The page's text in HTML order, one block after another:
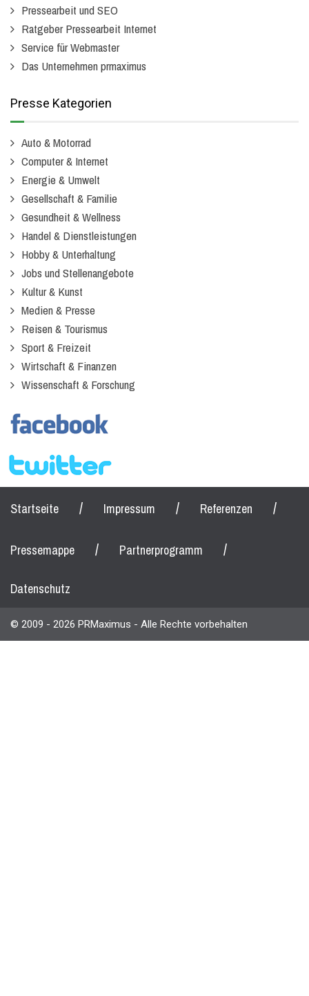
Pressearbeit und SEO
Ratgeber Pressearbeit Internet
Service für Webmaster
Das Unternehmen prmaximus
Presse Kategorien
Auto & Motorrad
Computer & Internet
Energie & Umwelt
Gesellschaft & Familie
Gesundheit & Wellness
Handel & Dienstleistungen
Hobby & Unterhaltung
Jobs und Stellenangebote
Kultur & Kunst
Medien & Presse
Reisen & Tourismus
Sport & Freizeit
Wirtschaft & Finanzen
Wissenschaft & Forschung
Startseite / Impressum / Referenzen /
Pressemappe / Partnerprogramm /
Datenschutz
© 2009 - 2026 PRMaximus - Alle Rechte vorbehalten